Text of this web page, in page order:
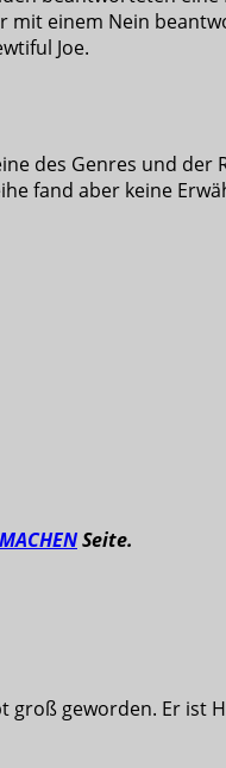
mit einem Nein
Joe.
des Genres und der
fand aber keine
Seite.
groß geworden. Er ist